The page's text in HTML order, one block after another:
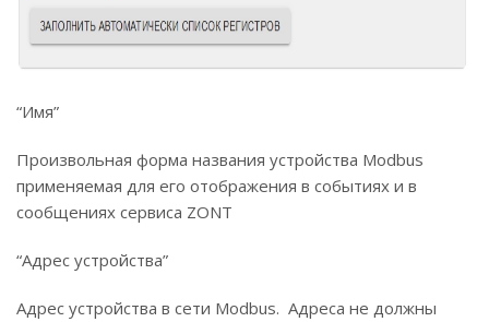
“Имя”
Произвольная форма названия устройства Modbus
применяемая для его отображения в событиях и в
сообщениях сервиса ZONT
“Адрес устройства”
Адрес устройства в сети Modbus. Адреса не должны